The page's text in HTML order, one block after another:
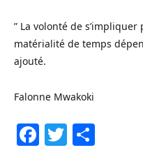
” La volonté de
matérialité de temps
ajouté.
Falonne Mwakoki
Facebook
Twitter